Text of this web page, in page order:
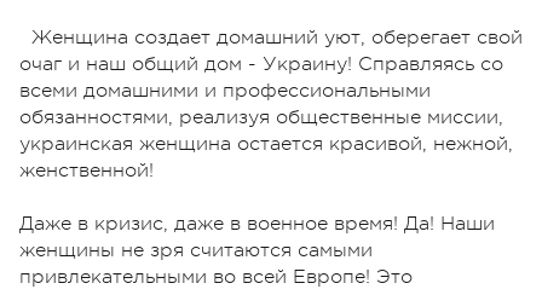
Женщина создает домашний уют, оберегает свой
очаг и наш общий дом - Украину! Справляясь со
всеми домашними и профессиональными
обязанностями, реализуя общественные миссии,
украинская женщина остается красивой, нежной,
женственной!
Даже в кризис, даже в военное время! Да! Наши
женщины не зря считаются самыми
привлекательными во всей Европе! Это